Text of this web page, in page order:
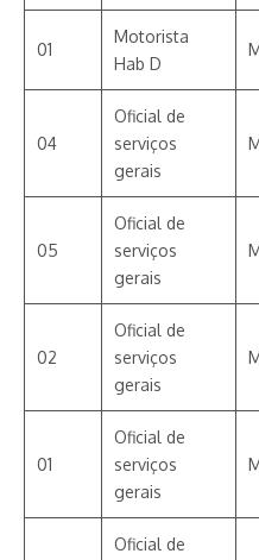
01
Motorista
Hab D
04
Oficial de
serviços
gerais
05
Oficial de
serviços
gerais
02
Oficial de
serviços
gerais
01
Oficial de
serviços
gerais
Oficial de